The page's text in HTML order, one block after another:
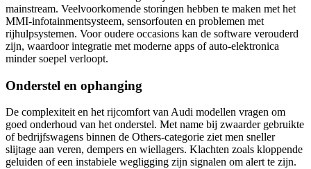
mainstream. Veelvoorkomende storingen hebben te maken met het
MMI-infotainmentsysteem, sensorfouten en problemen met
rijhulpsystemen. Voor oudere occasions kan de software verouderd
zijn, waardoor integratie met moderne apps of auto-elektronica
minder soepel verloopt.
Onderstel en ophanging
De complexiteit en het rijcomfort van Audi modellen vragen om
goed onderhoud van het onderstel. Met name bij zwaarder gebruikte
of bedrijfswagens binnen de Others-categorie ziet men sneller
slijtage aan veren, dempers en wiellagers. Klachten zoals kloppende
geluiden of een instabiele wegligging zijn signalen om alert te zijn.